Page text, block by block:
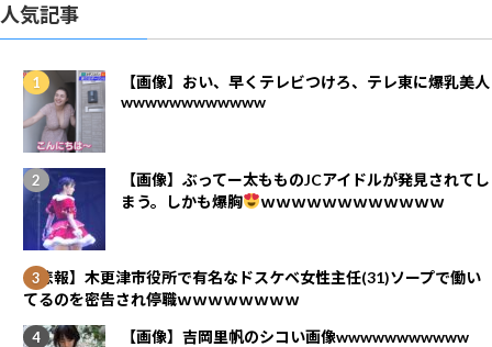
人気記事
【画像】おい、早くテレビつけろ、テレ東に爆乳美人
wwwwwwwwwwww
【画像】ぶってー太もものJCアイドルが発見されてし
まう。しかも爆胸
ｗｗｗｗｗｗｗｗｗｗｗｗ
【悲報】木更津市役所で有名なドスケベ女性主任(31)ソープで働い
てるのを密告され停職ｗｗｗｗｗｗｗｗ
【画像】吉岡里帆のシコい画像wwwwwwwwwww